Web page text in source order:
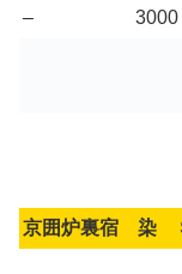
–
3000
京囲炉裏宿 染